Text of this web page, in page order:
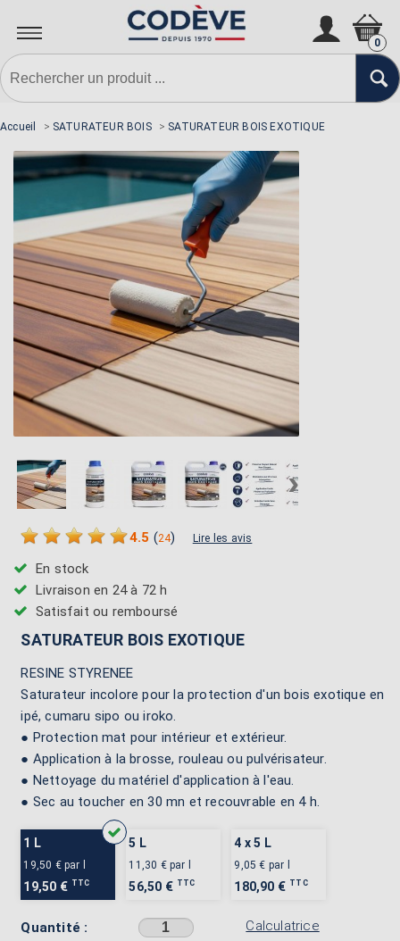
0
Accueil > SATURATEUR BOIS > SATURATEUR BOIS EXOTIQUE
›
4.5 (24) Lire les avis
En stock
Livraison en 24 à 72 h
Satisfait ou remboursé
SATURATEUR BOIS EXOTIQUE
RESINE STYRENEE
Saturateur incolore pour la protection d'un bois exotique en
ipé, cumaru sipo ou iroko.
● Protection mat pour intérieur et extérieur.
● Application à la brosse, rouleau ou pulvérisateur.
● Nettoyage du matériel d'application à l'eau.
● Sec au toucher en 30 mn et recouvrable en 4 h.
1 L
19,50 €par l
19,50 € TTC
5 L
11,30 €par l
56,50 € TTC
4 x 5 L
9,05 € par l
180,90 € TTC
Quantité : Calculatrice
Sélectionner une couleur avant d'ajouter au panier
N'oubliez pas la sous-couche si
nécessaire